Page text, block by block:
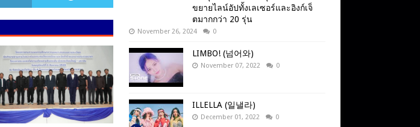
ขยายไลน์อัปทั้งเลเซอร์และอิงก์เจ็
ตมากกว่า 20 รุ่น
November 26, 2024 0
LIMBO! (넘어와)
November 07, 2022 0
ILLELLA (일낼라)
December 01, 2022 0